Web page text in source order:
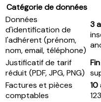
Catégorie de données
Données
d'identification de
l'adhérent (prénom,
nom, email, téléphone)
3
Justificatif de tarif
réduit (PDF, JPG, PNG)
Factures et pièces
comptables
10